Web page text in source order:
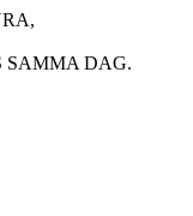
SAMMA DAG.